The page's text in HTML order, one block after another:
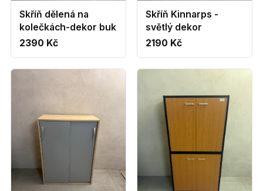
Skříň dělená na
kolečkách-dekor buk
2390 Kč
Skříň Kinnarps -
světlý dekor
2190 Kč